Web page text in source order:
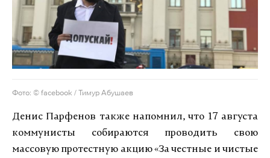
Фото: © facebook / Тимур Абушаев
Денис Парфенов также напомнил, что 17 августа
коммунисты собираются проводить свою
массовую протестную акцию «За честные и чистые